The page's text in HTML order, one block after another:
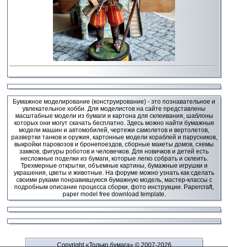
Бумажное моделирование (конструирование) - это познавательное и
увлекательное хобби. Для моделистов на сайте представлены
масштабные модели из бумаги и картона для склеивания, шаблоны
которых они могут скачать бесплатно. Здесь можно найти бумажные
модели машин и автомобилей, чертежи самолетов и вертолетов,
развертки танков и оружия, картонные модели кораблей и парусников,
выкройки паровозов и бронепоездов, сборные макеты домов, схемы
замков, фигуры роботов и человечков. Для новичков и детей есть
несложные поделки из бумаги, которые легко собрать и склеить.
Трехмерные открытки, объемные картины, бумажные игрушки и
украшения, цветы и животные. На форуме можно узнать как сделать
своими руками понравившуюся бумажную модель, мастер-классы с
подробным описание процесса сборки, фото инструкции. Papercraft,
paper model free download template.
Copyright «Только бумага»© 2007-2026